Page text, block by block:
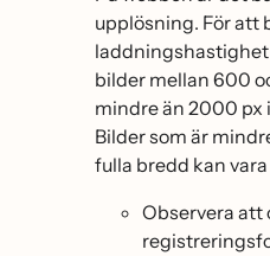
upplösning. För att
laddningshastighet
bilder mellan 600
mindre än 2000 px
Bilder som är
fulla bredd kan
Observera att